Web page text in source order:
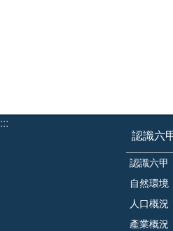
:::
認識六
認識六甲
自然環境
人口概況
產業概況